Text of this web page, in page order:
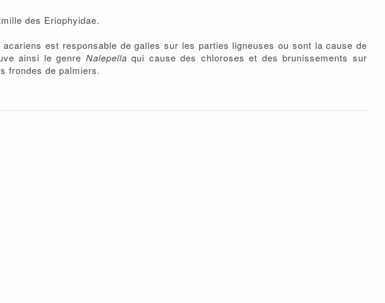
des Eriophyidae.
est responsable de galles sur les parties ligneuses ou sont la cause de
ainsi le genre Nalepellaqui cause des chloroses et des brunissements sur
frondes de palmiers.